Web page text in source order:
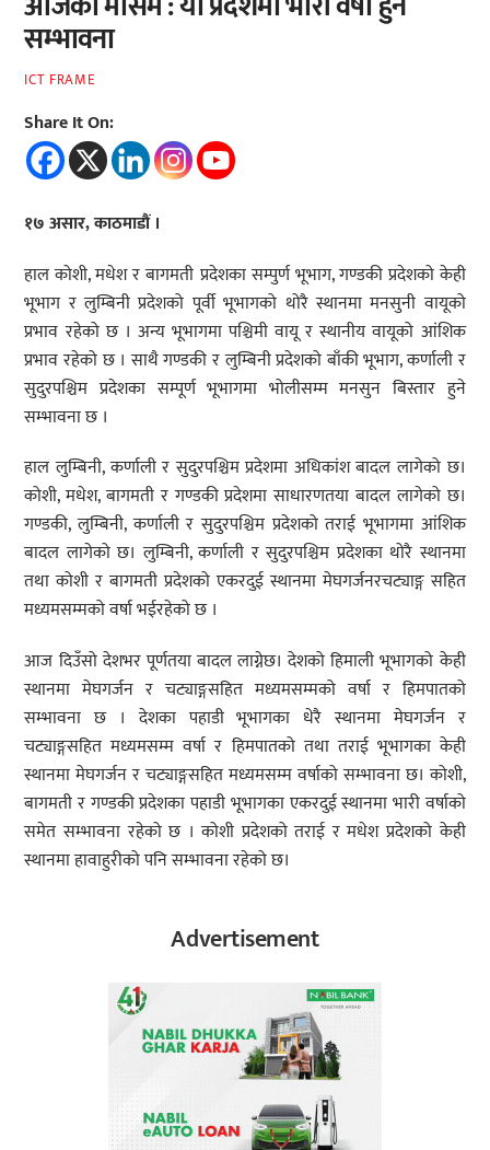
सम्भावना
ICT FRAME
Share It On:
१७ असार, काठमाडौं ।
हाल कोशी, मधेश र बागमती प्रदेशका सम्पुर्ण भूभाग, गण्डकी प्रदेशको केही
भूभाग र लुम्बिनी प्रदेशको पूर्वी भूभागको थोरै स्थानमा मनसुनी वायूको
प्रभाव रहेको छ । अन्य भूभागमा पश्चिमी वायू र स्थानीय वायूको आंशिक
प्रभाव रहेको छ । साथै गण्डकी र लुम्बिनी प्रदेशको बाँकी भूभाग, कर्णाली र
सुदुरपश्चिम प्रदेशका सम्पूर्ण भूभागमा भोलीसम्म मनसुन बिस्तार हुने
सम्भावना छ ।
हाल लुम्बिनी, कर्णाली र सुदुरपश्चिम प्रदेशमा अधिकांश बादल लागेको छ।
कोशी, मधेश, बागमती र गण्डकी प्रदेशमा साधारणतया बादल लागेको छ।
गण्डकी, लुम्बिनी, कर्णाली र सुदुरपश्चिम प्रदेशको तराई भूभागमा आंशिक
बादल लागेको छ। लुम्बिनी, कर्णाली र सुदुरपश्चिम प्रदेशका थोरै स्थानमा
तथा कोशी र बागमती प्रदेशको एकरदुई स्थानमा मेघगर्जनरचट्याङ्ग सहित
मध्यमसम्मको वर्षा भईरहेको छ ।
आज दिउँसो देशभर पूर्णतया बादल लाग्नेछ। देशको हिमाली भूभागको केही
स्थानमा मेघगर्जन र चट्याङ्गसहित मध्यमसम्मको वर्षा र हिमपातको
सम्भावना छ । देशका पहाडी भूभागका धेरै स्थानमा मेघगर्जन र
चट्याङ्गसहित मध्यमसम्म वर्षा र हिमपातको तथा तराई भूभागका केही
स्थानमा मेघगर्जन र चट्याङ्गसहित मध्यमसम्म वर्षाको सम्भावना छ। कोशी,
बागमती र गण्डकी प्रदेशका पहाडी भूभागका एकरदुई स्थानमा भारी वर्षाको
समेत सम्भावना रहेको छ । कोशी प्रदेशको तराई र मधेश प्रदेशको केही
स्थानमा हावाहुरीको पनि सम्भावना रहेको छ।
Advertisement